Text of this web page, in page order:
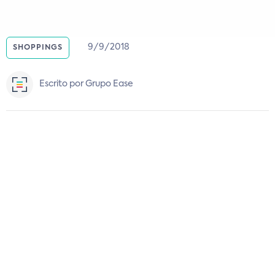
SHOPPINGS 9/9/2018
Escrito por Grupo Ease